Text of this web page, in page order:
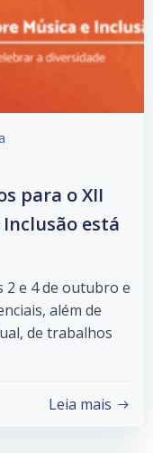
para o XII
está
2 e 4 de outubro e
além de
de trabalhos
Leia mais